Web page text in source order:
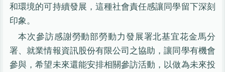
和環境的可持續發展，這種社會責任感讓同學留下深刻
印象。
本次參訪感謝勞動部勞動力發展署北基宜花金馬分
署、就業情報資訊股份有限公司之協助，讓同學有機會
參與，希望未來還能安排相關參訪活動，以做為未來投